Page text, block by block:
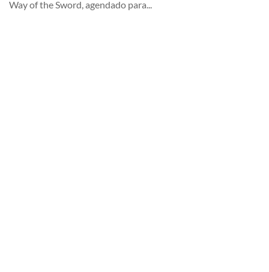
Way of the Sword, agendado para...